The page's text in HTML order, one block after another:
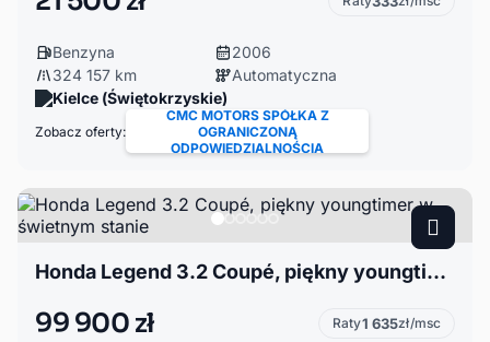
Benzyna
2006
324 157 km
Automatyczna
Kielce (Świętokrzyskie)
Zobacz oferty:
CMC MOTORS SPÓŁKA Z
OGRANICZONĄ
ODPOWIEDZIALNOŚCIĄ
Honda Legend 3.2 Coupé, piękny youngtimer w świetnym stanie
99 900 zł Raty1 635zł/msc